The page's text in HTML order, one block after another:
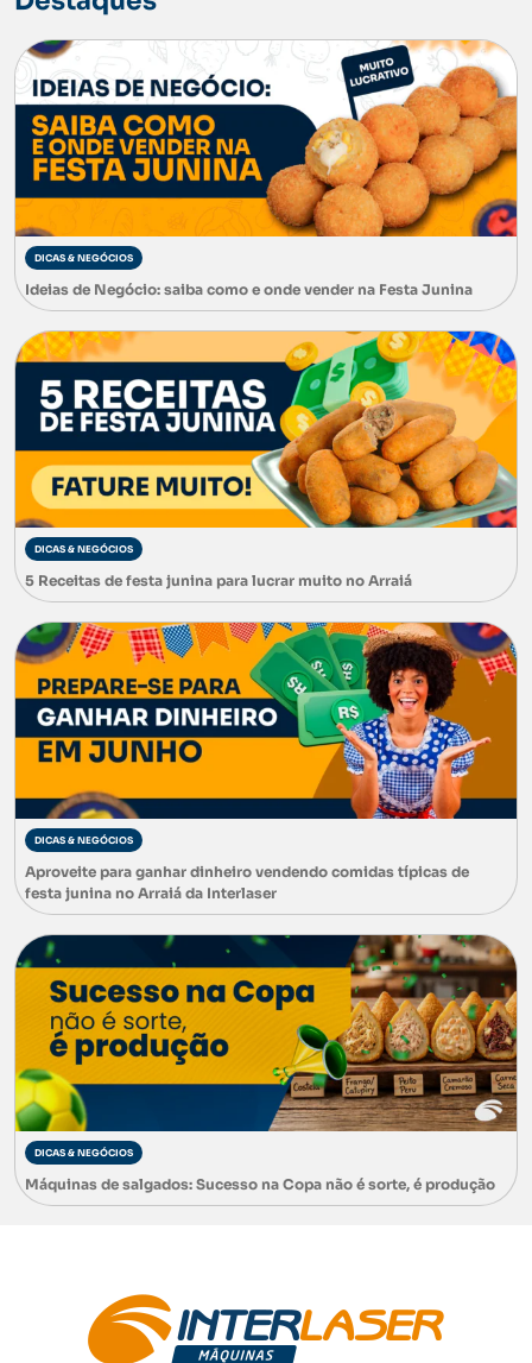
DICAS & NEGÓCIOS
Ideias de Negócio: saiba como e onde vender na Festa Junina
DICAS & NEGÓCIOS
5 Receitas de festa junina para lucrar muito no Arraiá
DICAS & NEGÓCIOS
Aproveite para ganhar dinheiro vendendo comidas típicas de
festa junina no Arraiá da Interlaser
DICAS & NEGÓCIOS
Máquinas de salgados: Sucesso na Copa não é sorte, é produção